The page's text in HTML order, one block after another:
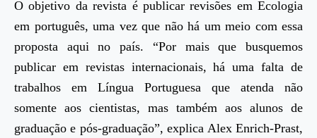
O objetivo da revista é publicar revisões em Ecologia
em português, uma vez que não há um meio com essa
proposta aqui no país. “Por mais que busquemos
publicar em revistas internacionais, há uma falta de
trabalhos em Língua Portuguesa que atenda não
somente aos cientistas, mas também aos alunos de
graduação e pós-graduação”, explica Alex Enrich-Prast,